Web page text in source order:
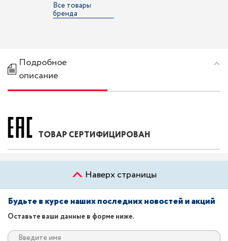
Все товары
бренда
Подробное
описание
ТОВАР СЕРТИФИЦИРОВАН
Наверх страницы
Будьте в курсе наших последних новостей и акций
Оставьте ваши данные в форме ниже.